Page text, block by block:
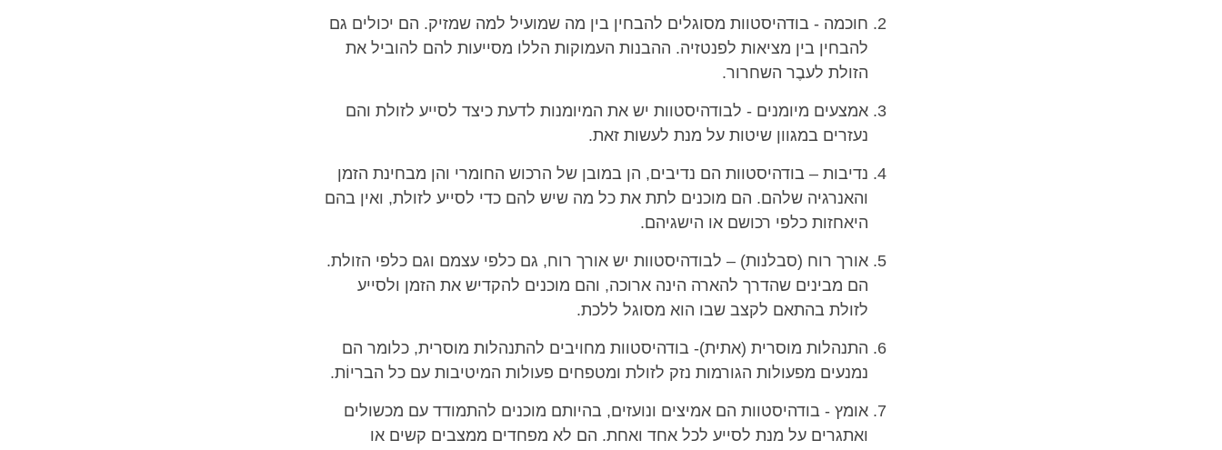
חוכמה - בודהיסטוות מסוגלים להבחין בין מה שמועיל למה שמזיק. הם יכולים גם
להבחין בין מציאות לפנטזיה. ההבנות העמוקות הללו מסייעות להם להוביל את
הזולת לעבֶר השחרור.
אמצעים מיומנים - לבודהיסטוות יש את המיומנות לדעת כיצד לסייע לזולת והם
נעזרים במגוון שיטות על מנת לעשות זאת.
נדיבות – בודהיסטוות הם נדיבים, הן במובן של הרכוש החומרי והן מבחינת הזמן
והאנרגיה שלהם. הם מוכנים לתת את כל מה שיש להם כדי לסייע לזולת, ואין בהם
היאחזות כלפי רכושם או הישגיהם.
אורך רוח (סבלנות) – לבודהיסטוות יש אורך רוח, גם כלפי עצמם וגם כלפי הזולת.
הם מבינים שהדרך להארה הינה ארוכה, והם מוכנים להקדיש את הזמן ולסייע
לזולת בהתאם לקצב שבו הוא מסוגל ללכת.
התנהלות מוסרית (אתית)- בודהיסטוות מחויבים להתנהלות מוסרית, כלומר הם
נמנעים מפעולות הגורמות נזק לזולת ומטפחים פעולות המיטיבות עם כל הבריוֹת.
אומץ - בודהיסטוות הם אמיצים ונועזים, בהיותם מוכנים להתמודד עם מכשולים
ואתגרים על מנת לסייע לכל אחד ואחת. הם לא מפחדים ממצבים קשים או